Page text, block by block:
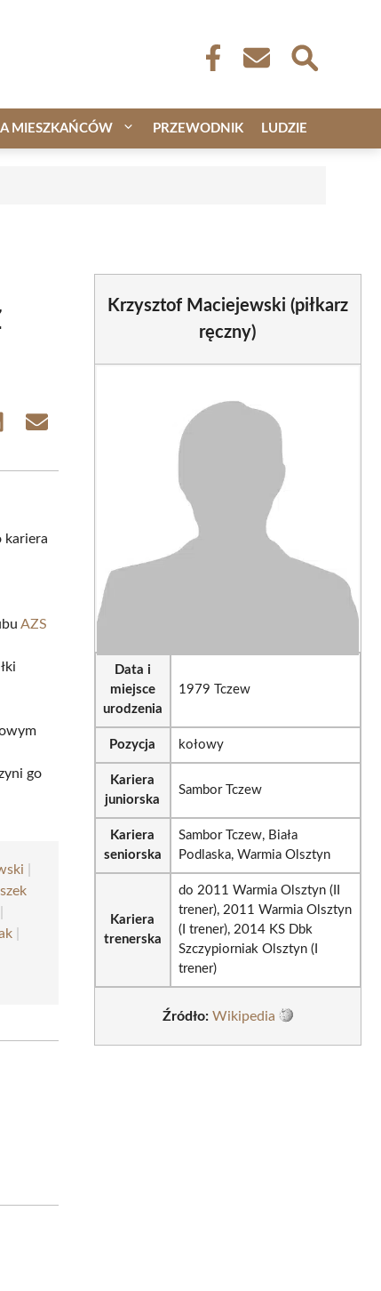
MIESZKAŃCÓW PRZEWODNIK LUDZIE
Share
kariera
AZS
go
Krzysztof Maciejewski (piłkarz
ręczny)
Data i
miejsce
urodzenia
1979 Tczew
Pozycja kołowy
Kariera
juniorska
Sambor Tczew
Kariera
seniorska
Sambor Tczew, Biała
Podlaska, Warmia Olsztyn
Kariera
trenerska
do 2011 Warmia Olsztyn (II
trener), 2011 Warmia Olsztyn
(I trener), 2014 KS Dbk
Szczypiorniak Olsztyn (I
trener)
Źródło: Wikipedia